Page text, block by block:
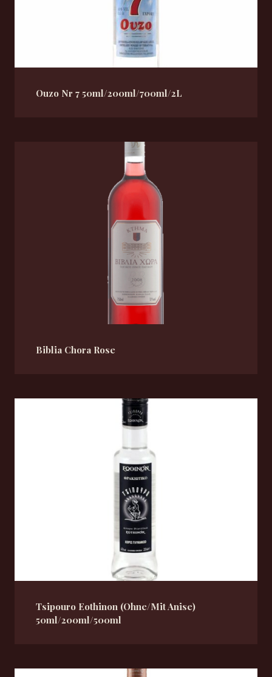
Ouzo Nr 7 50ml/200ml/700ml/2L
Biblia Chora Rose
Tsipouro Eothinon (Ohne/Mit Anise)
50ml/200ml/500ml